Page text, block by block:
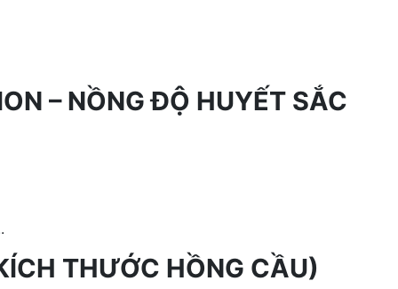
– NỒNG ĐỘ HUYẾT SẮC
THƯỚC HỒNG CẦU)